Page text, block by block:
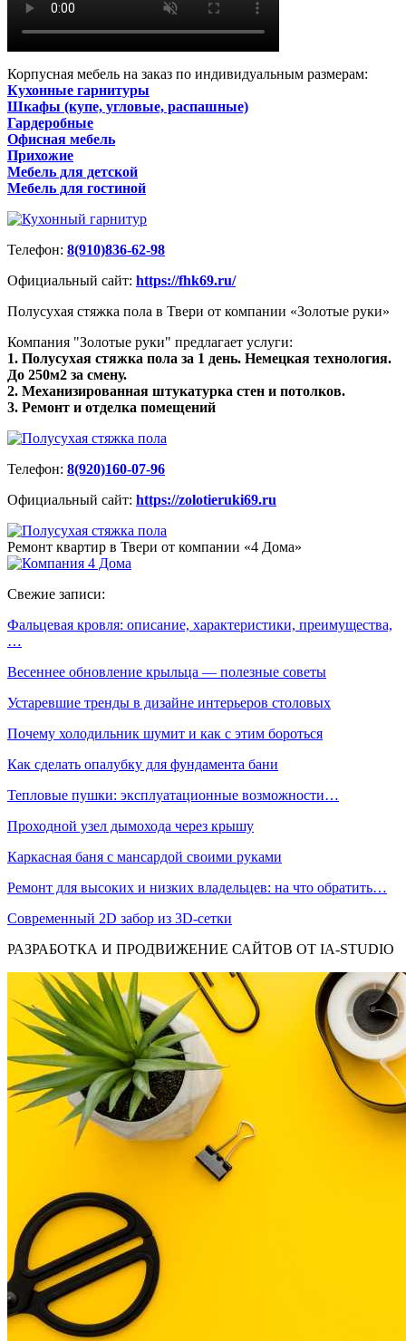
Корпусная мебель на заказ по индивидуальным размерам:
Кухонные гарнитуры
Шкафы (купе, угловые, распашные)
Гардеробные
Офисная мебель
Прихожие
Мебель для детской
Мебель для гостиной
Телефон: 8(910)836-62-98
Официальный сайт: https://fhk69.ru/
Полусухая стяжка пола в Твери от компании «Золотые руки»
Компания "Золотые руки" предлагает услуги:
1. Полусухая стяжка пола за 1 день. Немецкая технология.
До 250м2 за смену.
2. Механизированная штукатурка стен и потолков.
3. Ремонт и отделка помещений
Телефон: 8(920)160-07-96
Официальный сайт: https://zolotieruki69.ru
Ремонт квартир в Твери от компании «4 Дома»
Свежие записи:
Фальцевая кровля: описание, характеристики, преимущества,
…
Весеннее обновление крыльца — полезные советы
Устаревшие тренды в дизайне интерьеров столовых
Почему холодильник шумит и как с этим бороться
Как сделать опалубку для фундамента бани
Тепловые пушки: эксплуатационные возможности…
Проходной узел дымохода через крышу
Каркасная баня с мансардой своими руками
Ремонт для высоких и низких владельцев: на что обратить…
Современный 2D забор из 3D-сетки
РАЗРАБОТКА И ПРОДВИЖЕНИЕ САЙТОВ ОТ IA-STUDIO